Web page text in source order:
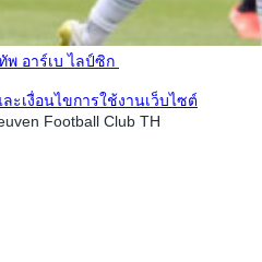
พ อาร์เบ ไลป์ซิก
เงื่อนไขการใช้งานเว็บไซต์
Football Club TH